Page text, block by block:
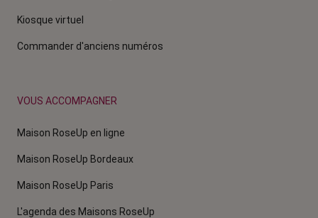
Kiosque virtuel
Commander d'anciens numéros
VOUS ACCOMPAGNER
Maison RoseUp en ligne
Maison RoseUp Bordeaux
Maison RoseUp Paris
L'agenda des Maisons RoseUp